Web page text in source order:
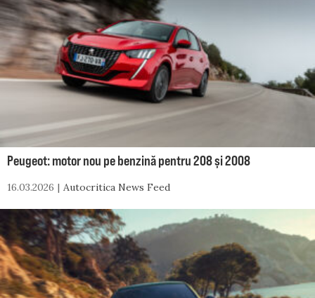
Peugeot: motor nou pe benzină pentru 208 și 2008
16.03.2026 Autocritica News Feed